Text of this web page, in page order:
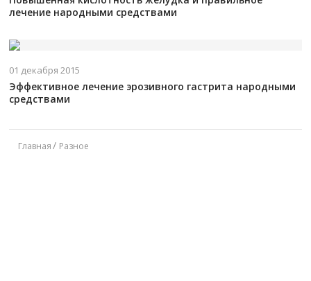
лечение народными средствами
01 декабря 2015
Эффективное лечение эрозивного гастрита народными
средствами
Главная Разное